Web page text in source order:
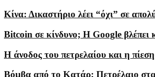
Κίνα: Δικαστήριο λέει “όχι” σε
Bitcoin σε κίνδυνο; Η Google βλέπει
Η άνοδος του πετρελαίου και η
Βόμβα από το Κατάρ: Πετρέλαιο